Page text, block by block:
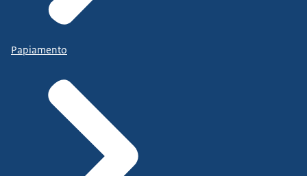
Papiamento